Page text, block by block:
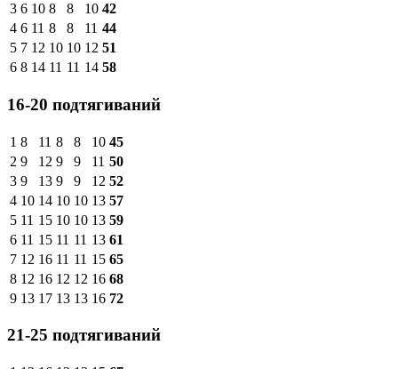
3 6 10 8 8 10 42
4 6 11 8 8 11 44
5 7 12 10 10 12 51
6 8 14 11 11 14 58
16-20 подтягиваний
1 8 11 8 8 10 45
2 9 12 9 9 11 50
3 9 13 9 9 12 52
4 10 14 10 10 13 57
5 11 15 10 10 13 59
6 11 15 11 11 13 61
7 12 16 11 11 15 65
8 12 16 12 12 16 68
9 13 17 13 13 16 72
21-25 подтягиваний